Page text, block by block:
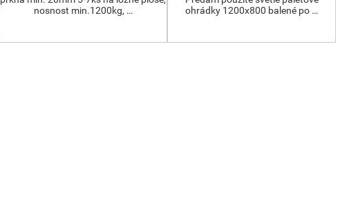
nosnost min.1200kg, …
ohrádky 1200x800 balené po …